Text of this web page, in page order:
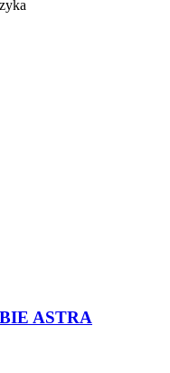
ASTRA